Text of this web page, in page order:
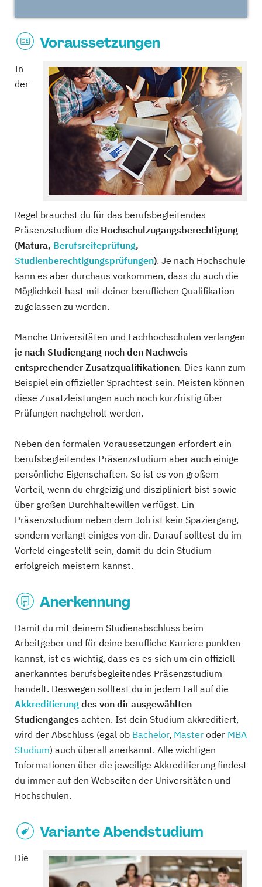
Voraussetzungen
In
der
Regel brauchst du für das berufsbegleitendes
Präsenzstudium die Hochschulzugangsberechtigung
(Matura, Berufsreifeprüfung,
Studienberechtigungsprüfungen). Je nach Hochschule
kann es aber durchaus vorkommen, dass du auch die
Möglichkeit hast mit deiner beruflichen Qualifikation
zugelassen zu werden.
Manche Universitäten und Fachhochschulen verlangen
je nach Studiengang noch den Nachweis
entsprechender Zusatzqualifikationen. Dies kann zum
Beispiel ein offizieller Sprachtest sein. Meisten können
diese Zusatzleistungen auch noch kurzfristig über
Prüfungen nachgeholt werden.
Neben den formalen Voraussetzungen erfordert ein
berufsbegleitendes Präsenzstudium aber auch einige
persönliche Eigenschaften. So ist es von großem
Vorteil, wenn du ehrgeizig und diszipliniert bist sowie
über großen Durchhaltewillen verfügst. Ein
Präsenzstudium neben dem Job ist kein Spaziergang,
sondern verlangt einiges von dir. Darauf solltest du im
Vorfeld eingestellt sein, damit du dein Studium
erfolgreich meistern kannst.
Anerkennung
Damit du mit deinem Studienabschluss beim
Arbeitgeber und für deine berufliche Karriere punkten
kannst, ist es wichtig, dass es es sich um ein offiziell
anerkanntes berufsbegleitendes Präsenzstudium
handelt. Deswegen solltest du in jedem Fall auf die
Akkreditierung des von dir ausgewählten
Studienganges achten. Ist dein Studium akkreditiert,
wird der Abschluss (egal ob Bachelor, Master oder MBA
Studium) auch überall anerkannt. Alle wichtigen
Informationen über die jeweilige Akkreditierung findest
du immer auf den Webseiten der Universitäten und
Hochschulen.
Variante Abendstudium
Die